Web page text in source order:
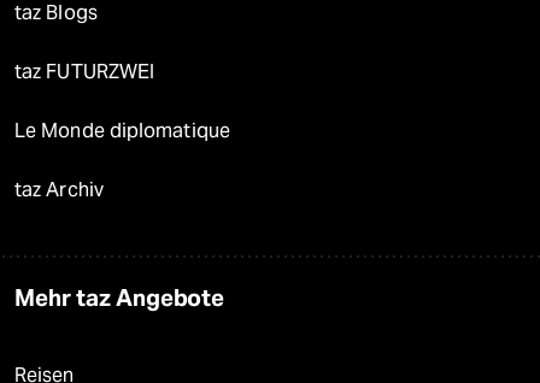
taz Blogs
taz FUTURZWEI
Le Monde diplomatique
taz Archiv
Mehr taz Angebote
Reisen